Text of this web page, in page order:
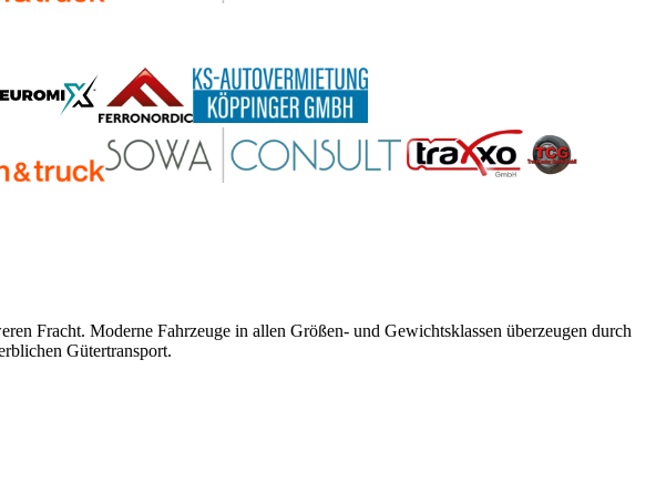
Fracht. Moderne Fahrzeuge in allen Größen- und Gewichtsklassen überzeugen durch
Gütertransport.